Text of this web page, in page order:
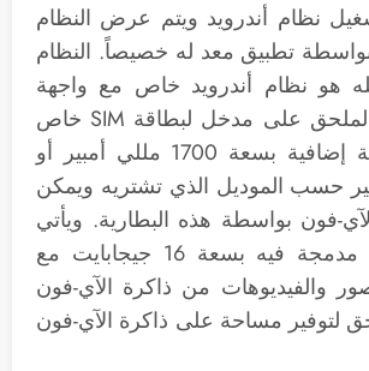
نظام أندرويد ويتم عرض النظام
تطبيق معد له خصيصاً. النظام
هو نظام أندرويد خاص مع واجهة
معدلة. يحتوي الملحق على مدخل لبطاقة SIM خاص
به وأيضاً بطارية إضافية بسعة 1700 مللي أمبير أو
أمبير حسب الموديل الذي تشتريه ويمكن
فون بواسطة هذه البطارية. ويأتي
الملحق بذاكرة مدمجة فيه بسعة 16 جيجابايت مع
والفيديوهات من ذاكرة الآي-فون
لتوفير مساحة على ذاكرة الآي-فون